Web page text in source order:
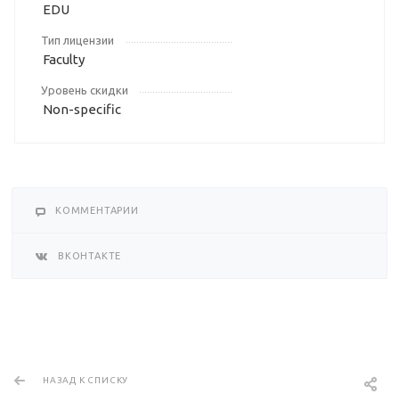
EDU
Тип лицензии
Faculty
Уровень скидки
Non-specific
КОММЕНТАРИИ
ВКОНТАКТЕ
НАЗАД К СПИСКУ